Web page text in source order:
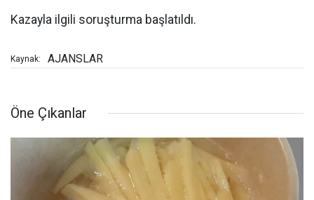
Kazayla ilgili soruşturma başlatıldı.
Kaynak: AJANSLAR
Öne Çıkanlar